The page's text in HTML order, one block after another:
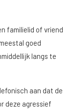
familielid of vriend
goed
langs te
aan dat de
deze agressief